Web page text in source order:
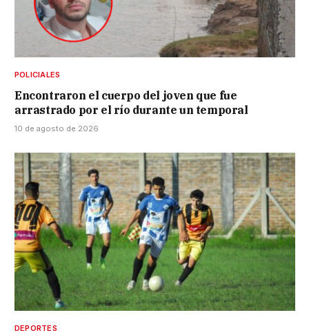
POLICIALES
Encontraron el cuerpo del joven que fue
arrastrado por el río durante un temporal
10 de agosto de 2026
DEPORTES